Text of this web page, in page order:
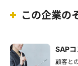
この企業の
SAPコ
顧客と